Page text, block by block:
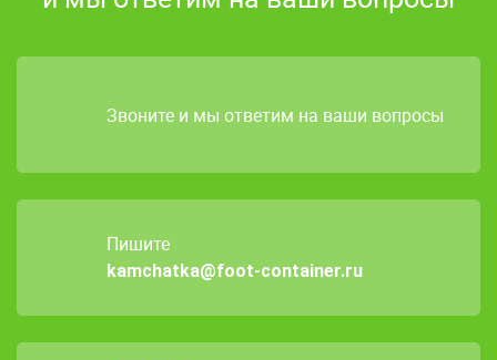
Звоните и мы ответим на ваши вопросы
Пишите
kamchatka@foot-container.ru